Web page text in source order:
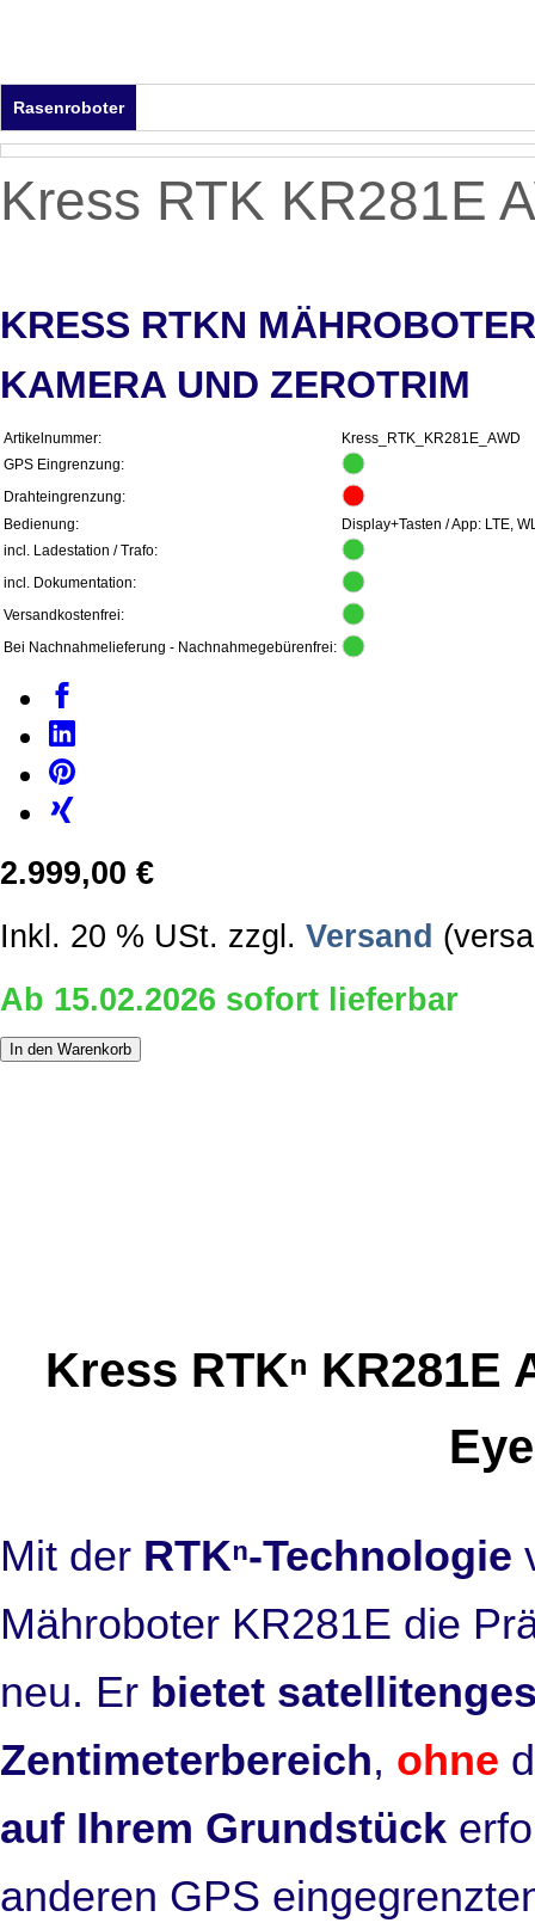
Rasenroboter
Kress RTK KR281E
KRESS RTKN
KAMERA UND ZEROTRIM
Artikelnummer:
Kress_RTK_KR281E_AWD
GPS Eingrenzung:
Drahteingrenzung:
Bedienung:
Display+Tasten / App: LTE,
incl. Ladestation / Trafo:
incl. Dokumentation:
Versandkostenfrei:
Bei Nachnahmelieferung - Nachnahmegebürenfrei:
2.999,00 €
Inkl. 20 % USt. zzgl. Versand
Ab 15.02.2026 sofort lieferbar
In den Warenkorb
Kress RTKⁿ KR281E
Mit der RTKⁿ-Technologie
Mähroboter KR281E die
neu. Er bietet
Zentimeterbereich, ohne
auf Ihrem Grundstück
anderen GPS